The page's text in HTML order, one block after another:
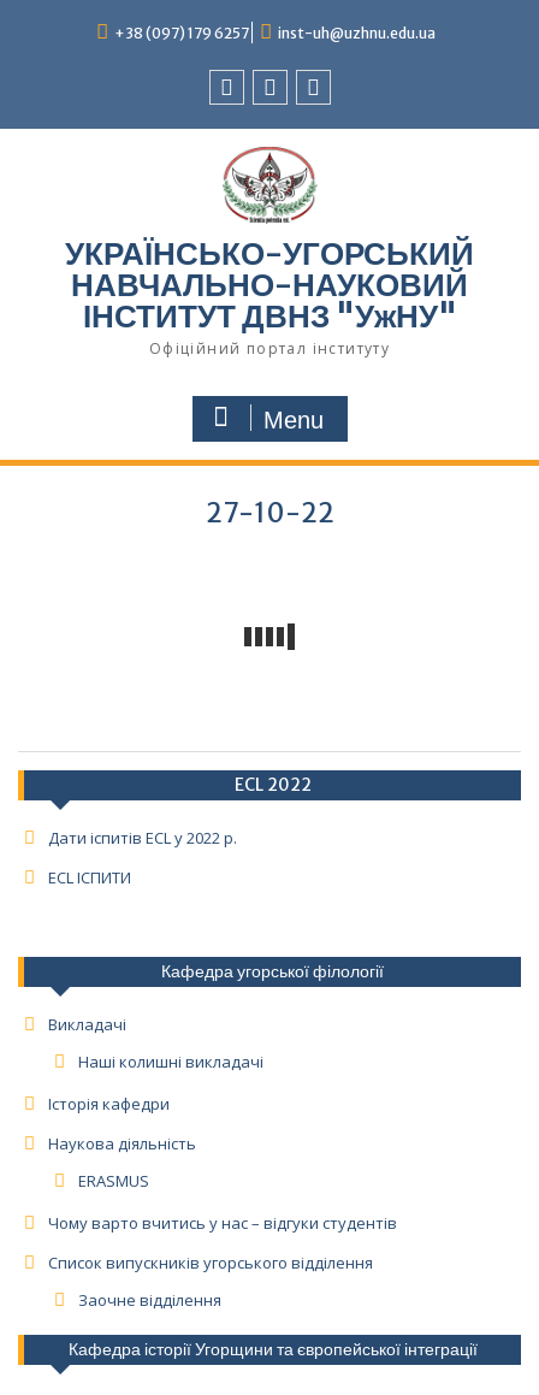
+38 (097) 179 6257 inst-uh@uzhnu.edu.ua
УКРАЇНСЬКО-УГОРСЬКИЙ
НАВЧАЛЬНО-НАУКОВИЙ
ІНСТИТУТ ДВНЗ "УжНУ"
Офіційний портал інституту
Menu
27-10-22
ECL 2022
Дати іспитів ECL у 2022 р.
ECL ІСПИТИ
Кафедра угорської філології
Викладачі
Наші колишні викладачі
Історія кафедри
Наукова діяльність
ERASMUS
Чому варто вчитись у нас – відгуки студентів
Список випускників угорського відділення
Заочне відділення
Кафедра історії Угорщини та європейської інтеграції